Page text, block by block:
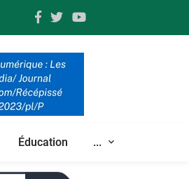
Éducation ...